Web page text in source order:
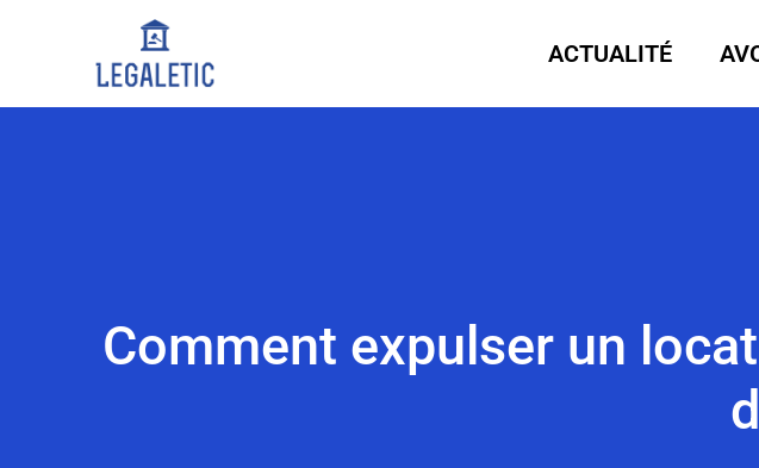
ACTUALITÉ
Comment expulser un